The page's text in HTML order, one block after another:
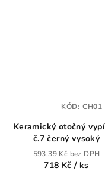
Keramický otočný
č.7 černý vysoký
593,39 Kč bez DPH
718 Kč/ ks
KÓD: CH01